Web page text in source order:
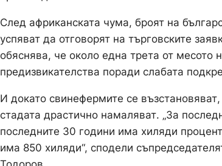
След африканската чума, броят на
успяват да отговорят на търговските
обяснява, че около една трета от месото
предизвикателства поради слабата
И докато свинефермите се
стадата драстично намаляват. „За
последните 30 години има хиляди
има 850 хиляди“, сподели